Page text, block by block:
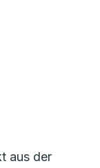
aus der